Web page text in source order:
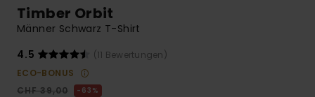
Timber Orbit
Männer Schwarz T-Shirt
4.5
(11 Bewertungen)
ECO-BONUS
CHF 39,00
63%